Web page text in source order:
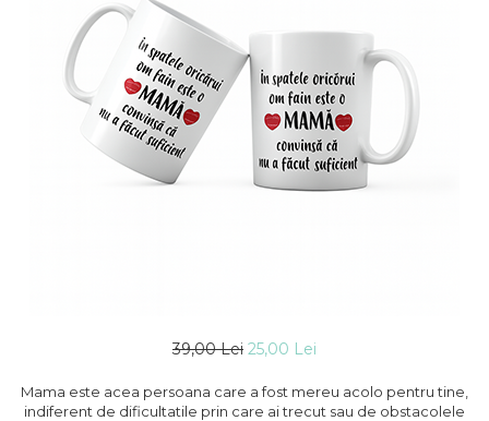
39,00 Lei 25,00 Lei
Mama este acea persoana care a fost mereu acolo pentru tine,
indiferent de dificultatile prin care ai trecut sau de obstacolele